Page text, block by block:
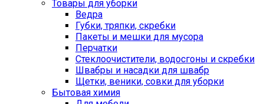
Товары для уборки
Ведра
Губки, тряпки, скребки
Пакеты и мешки для мусора
Перчатки
Стеклоочистители, водосгоны и скребки
Швабры и насадки для швабр
Щетки, веники, совки для уборки
Бытовая химия